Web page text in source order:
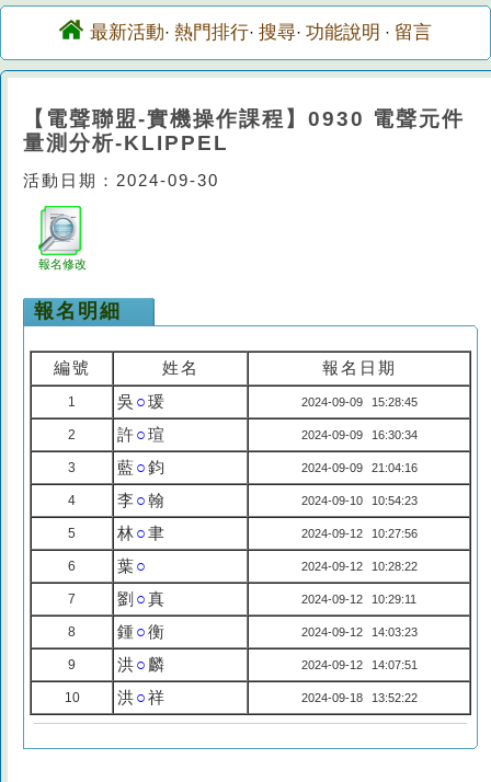
最新活動· 熱門排行· 搜尋· 功能說明 · 留言
【電聲聯盟-實機操作課程】0930 電聲元件
量測分析-KLIPPEL
活動日期：2024-09-30
報名修改
報名明細
編號 姓名 報名日期
1 吳 ○瑗 2024-09-09 15:28:45
2 許○瑄 2024-09-09 16:30:34
3 藍○鈞 2024-09-09 21:04:16
4 李○翰 2024-09-10 10:54:23
5 林○聿 2024-09-12 10:27:56
6 葉○ 2024-09-12 10:28:22
7 劉 ○真 2024-09-12 10:29:11
8 鍾○衡 2024-09-12 14:03:23
9 洪○ 麟 2024-09-12 14:07:51
10 洪○祥 2024-09-18 13:52:22